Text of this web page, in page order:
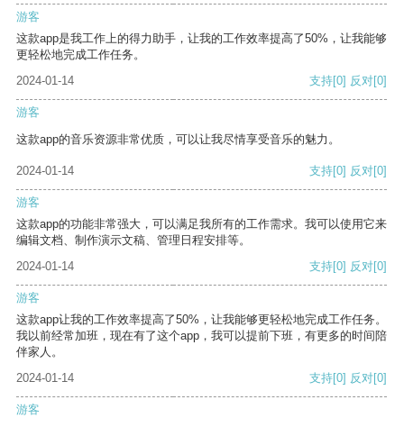
游客
这款app是我工作上的得力助手，让我的工作效率提高了50%，让我能够
更轻松地完成工作任务。
2024-01-14
支持[0] 反对[0]
游客
这款app的音乐资源非常优质，可以让我尽情享受音乐的魅力。
2024-01-14 支持[0] 反对[0]
游客
这款app的功能非常强大，可以满足我所有的工作需求。我可以使用它来
编辑文档、制作演示文稿、管理日程安排等。
2024-01-14
支持[0] 反对[0]
游客
这款app让我的工作效率提高了50%，让我能够更轻松地完成工作任务。
我以前经常加班，现在有了这个app，我可以提前下班，有更多的时间陪
伴家人。
2024-01-14
支持[0] 反对[0]
游客